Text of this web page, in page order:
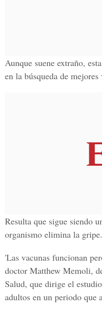
Aunque suene extraño,
en la búsqueda de
Resulta que sigue siendo
organismo elimina la gripe.
'Las vacunas funcionan
doctor Matthew Memoli,
Salud, que dirige el
adultos en un periodo que